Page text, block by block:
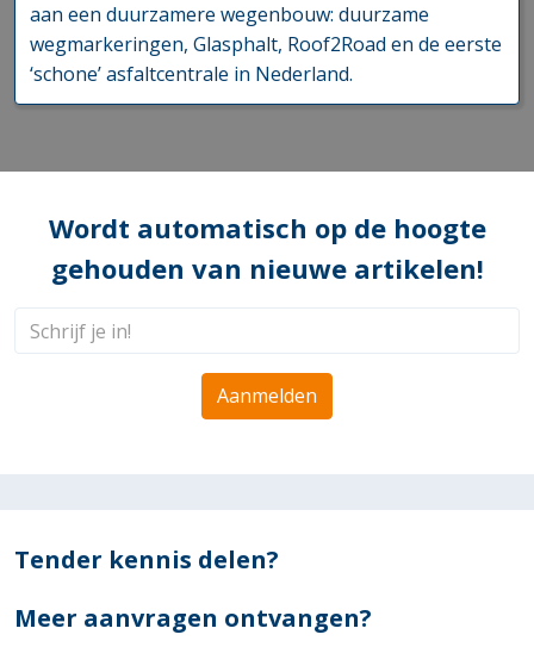
aan een duurzamere wegenbouw: duurzame
wegmarkeringen, Glasphalt, Roof2Road en de eerste
‘schone’ asfaltcentrale in Nederland.
Wordt automatisch op de hoogte
gehouden van nieuwe artikelen!
Aanmelden
Tender kennis delen?
Meer aanvragen ontvangen?